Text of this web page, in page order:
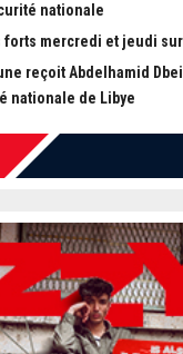
nationale
forts mercredi et jeudi
reçoit Abdelhamid
nationale de Libye